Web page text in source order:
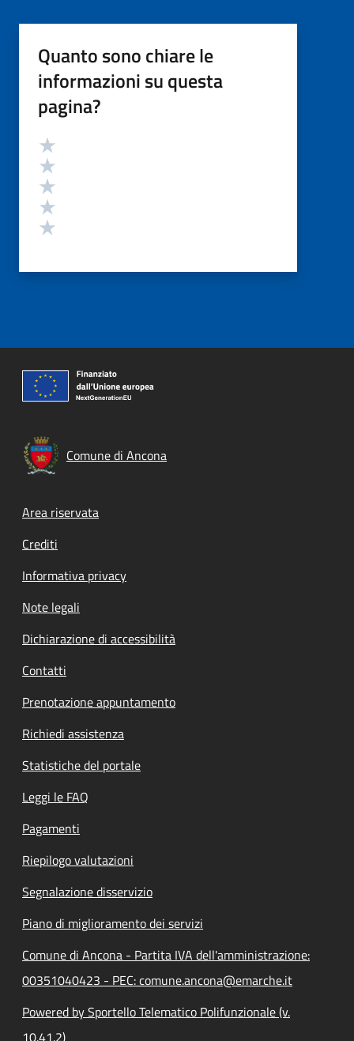
Quanto sono chiare le
informazioni su questa
pagina?
Valutazione
Comune di Ancona
Footer menu
Area riservata
Crediti
Informativa privacy
Note legali
Dichiarazione di accessibilità
Contatti
Prenotazione appuntamento
Richiedi assistenza
Statistiche del portale
Leggi le FAQ
Pagamenti
Riepilogo valutazioni
Segnalazione disservizio
Piano di miglioramento dei servizi
Comune di Ancona - Partita IVA dell'amministrazione:
00351040423 - PEC: comune.ancona@emarche.it
Powered by Sportello Telematico Polifunzionale (v.
10.41.2)